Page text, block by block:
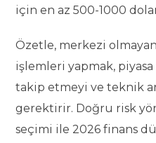
için en az 500-1000
Özetle, merkezi
işlemleri yapmak,
takip etmeyi ve teknik
gerektirir. Doğru risk
seçimi ile 2026 finans